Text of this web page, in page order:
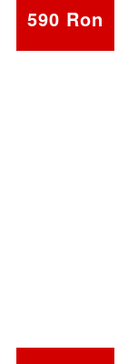
590 Ron